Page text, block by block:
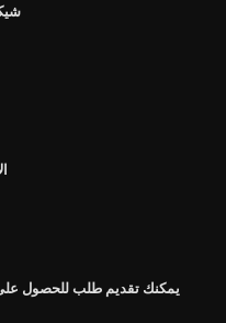
يمكنك تقديم طلب للحصول على